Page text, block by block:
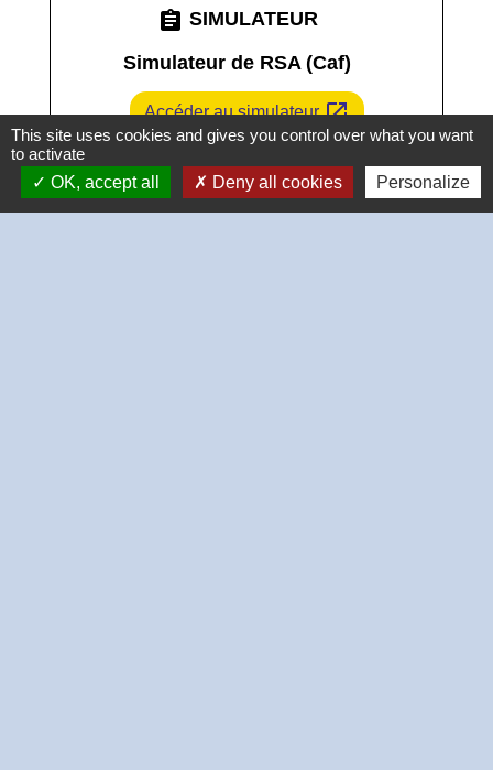
assignment SIMULATEUR
Simulateur de RSA (Caf)
Accéder au simulateuropen_in_new
Ministère chargé des affaires sociales
This site uses cookies and gives you control over what you want
to activate
OK, accept all
Deny all cookies Personalize